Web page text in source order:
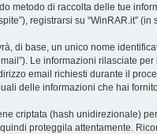
metodo di raccolta delle tue
registrarsi su “WinRAR.it”
di base, un unico nome
Le informazioni rilasciate
email richiesti durante il
delle informazioni che hai
criptata (hash unidirezionale)
quindi proteggila attentamente.